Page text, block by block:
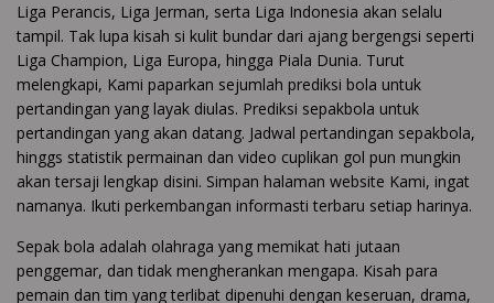
Liga Perancis, Liga Jerman, serta Liga Indonesia akan selalu
tampil. Tak lupa kisah si kulit bundar dari ajang bergengsi seperti
Liga Champion, Liga Europa, hingga Piala Dunia. Turut
melengkapi, Kami paparkan sejumlah prediksi bola untuk
pertandingan yang layak diulas. Prediksi sepakbola untuk
pertandingan yang akan datang. Jadwal pertandingan sepakbola,
hinggs statistik permainan dan video cuplikan gol pun mungkin
akan tersaji lengkap disini. Simpan halaman website Kami, ingat
namanya. Ikuti perkembangan informasti terbaru setiap harinya.
Sepak bola adalah olahraga yang memikat hati jutaan
penggemar, dan tidak mengherankan mengapa. Kisah para
pemain dan tim yang terlibat dipenuhi dengan keseruan, drama,